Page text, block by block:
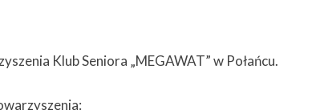
Klub Seniora „MEGAWAT” w Połańcu.